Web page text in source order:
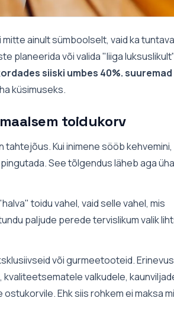
ainult sümboolselt, vaid ka
planeerida või valida "liiga
siiski umbes 40%. suuremad
küsimuseks.
toidukorv
Kui inimene sööb kehvemini,
See tõlgendus läheb aga
toidu vahel, vaid selle vahel, mis
paljude perede tervislikum valik
või gurmeetooteid.
valkudele,
Ehk siis rohkem ei maksa